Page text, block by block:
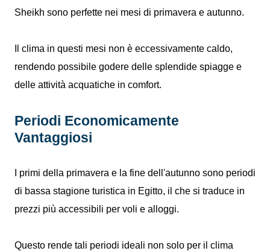
Sheikh sono perfette nei mesi di primavera e autunno.
Il clima in questi mesi non è eccessivamente caldo,
rendendo possibile godere delle splendide spiagge e
delle attività acquatiche in comfort.
Periodi Economicamente
Vantaggiosi
I primi della primavera e la fine dell'autunno sono periodi
di bassa stagione turistica in Egitto, il che si traduce in
prezzi più accessibili per voli e alloggi.
Questo rende tali periodi ideali non solo per il clima